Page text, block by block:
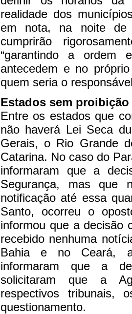
realidade dos
em nota, na noite de
cumprirão
“garantindo a ordem
antecedem e no
quem seria o
Estados sem proibição
Entre os estados que
não haverá Lei Seca
Gerais, o Rio Grande
Catarina. No caso do
informaram que a
Segurança, mas que
notificação até essa
Santo, ocorreu o
informou que a decisão
recebido nenhuma
Bahia e no Ceará,
informaram que a
solicitaram que a
respectivos tribunais,
questionamento.